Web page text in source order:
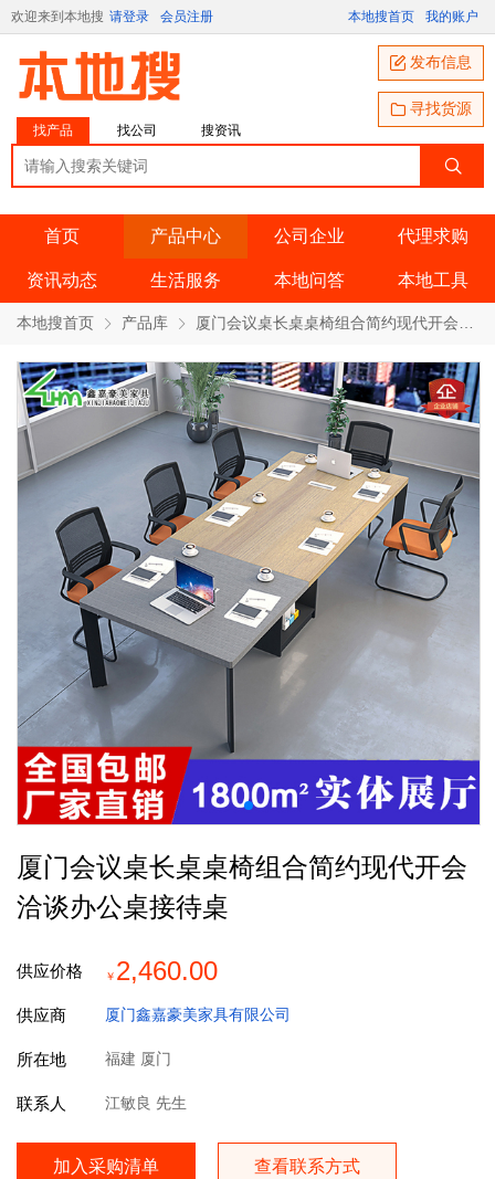
欢迎来到本地搜 请登录 会员注册 本地搜首页 我的账户
找产品 找公司 搜资讯
发布信息
寻找货源
首页 产品中心 公司企业 代理求购
资讯动态 生活服务 本地问答 本地工具
本地搜首页 产品库
厦门会议桌长桌桌椅组合简约现代开会
洽谈办公桌接待桌
供应价格 ￥ 2,460.00
供应商 厦门鑫嘉豪美家具有限公司
所在地 福建 厦门
联系人 江敏良 先生
加入采购清单 查看联系方式